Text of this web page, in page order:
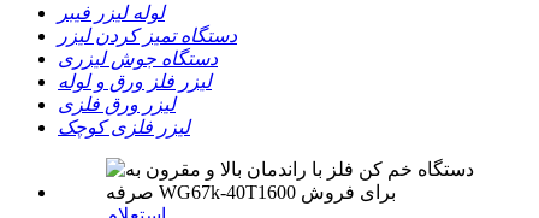
لوله لیزر فیبر
دستگاه تمیز کردن لیزر
دستگاه جوش لیزری
لیزر فلز ورق و لوله
لیزر ورق فلزی
لیزر فلزی کوچک